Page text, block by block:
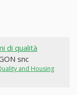
di qualità
snc
and Housing